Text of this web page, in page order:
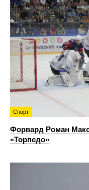
Спорт
Форвард Роман
«Торпедо»